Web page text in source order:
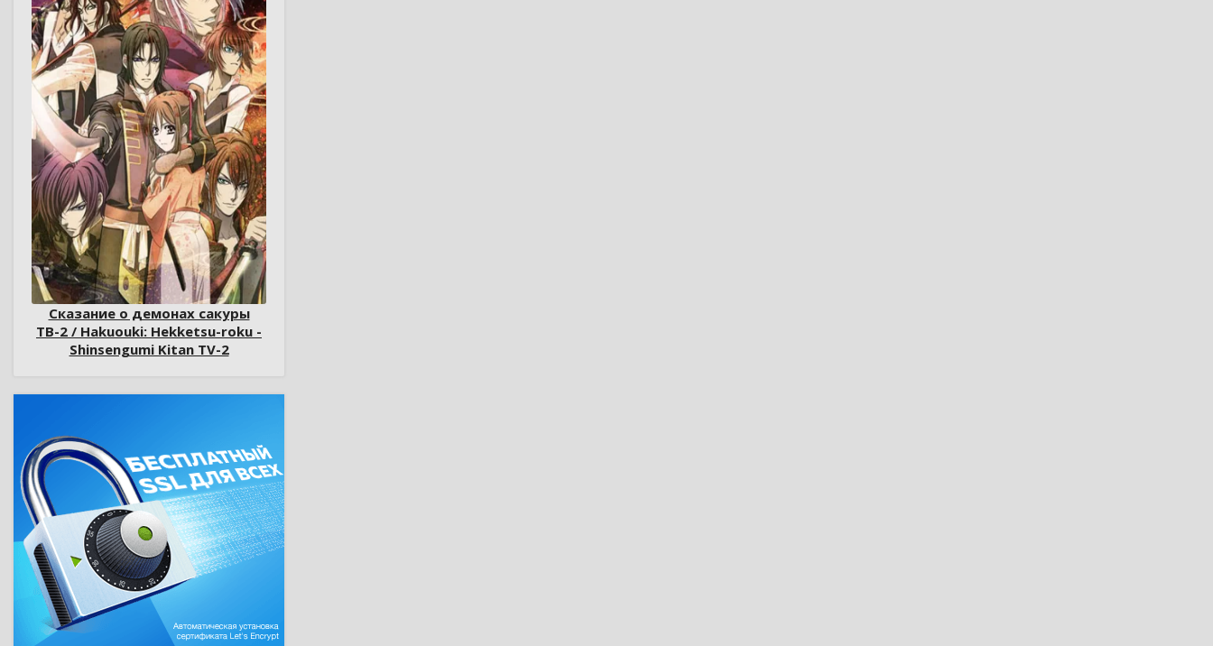
Сказание о демонах сакуры
ТВ-2 / Hakuouki: Hekketsu-roku -
Shinsengumi Kitan TV-2